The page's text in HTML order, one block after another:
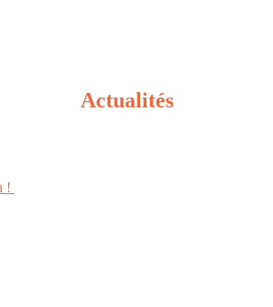
Actualités
!